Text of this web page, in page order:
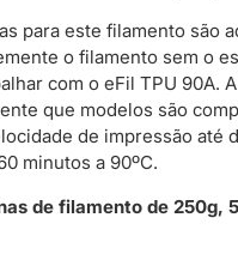
para este filamento são
o filamento sem o
com o eFil TPU 90A.
que modelos são
de impressão
minutos a 90ºC.
de filamento de 250g,